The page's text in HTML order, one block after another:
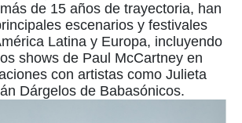
de 15 años de trayectoria, han
escenarios y festivales
Latina y Europa, incluyendo
shows de Paul McCartney en
con artistas como Julieta
Dárgelos de Babasónicos.